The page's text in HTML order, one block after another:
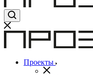
Проекты